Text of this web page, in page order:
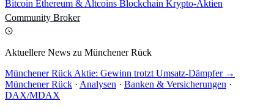
Bitcoin Ethereum & Altcoins Blockchain Krypto-Aktien
Community Broker
Aktuellere News zu Münchener Rück
Münchener Rück Aktie: Gewinn trotzt Umsatz-Dämpfer →
Münchener Rück · Analysen · Banken & Versicherungen ·
DAX/MDAX